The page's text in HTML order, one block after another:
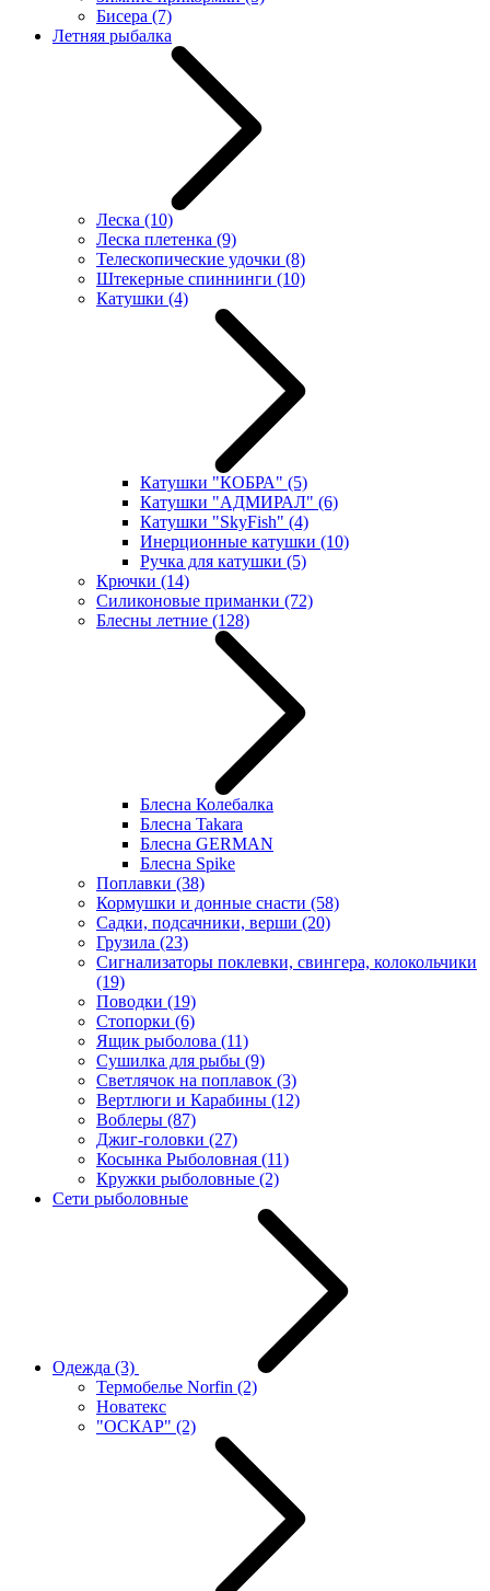
Бисера (7)
Летняя рыбалка
Леска (10)
Леска плетенка (9)
Телескопические удочки (8)
Штекерные спиннинги (10)
Катушки (4)
Катушки "КОБРА" (5)
Катушки "АДМИРАЛ" (6)
Катушки "SkyFish" (4)
Инерционные катушки (10)
Ручка для катушки (5)
Крючки (14)
Силиконовые приманки (72)
Блесны летние (128)
Блесна Колебалка
Блесна Takara
Блесна GERMAN
Блесна Spike
Поплавки (38)
Кормушки и донные снасти (58)
Садки, подсачники, верши (20)
Грузила (23)
Сигнализаторы поклевки, свингера, колокольчики
(19)
Поводки (19)
Стопорки (6)
Ящик рыболова (11)
Сушилка для рыбы (9)
Светлячок на поплавок (3)
Вертлюги и Карабины (12)
Воблеры (87)
Джиг-головки (27)
Косынка Рыболовная (11)
Кружки рыболовные (2)
Сети рыболовные
Одежда (3)
Термобелье Norfin (2)
Новатекс
"ОСКАР" (2)